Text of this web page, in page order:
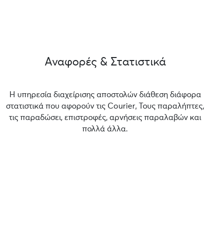
Αναφορές & Στατιστικά
Η υπηρεσία διαχείρισης αποστολών διάθεση διάφορα
στατιστικά που αφορούν τις Courier, Τους παραλήπτες,
τις παραδώσει, επιστροφές, αρνήσεις παραλαβών και
πολλά άλλα.